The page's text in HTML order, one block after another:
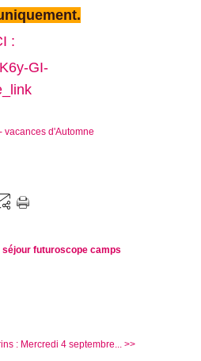
:
GI-
séjour futuroscope camps
: Mercredi 4 septembre... >>